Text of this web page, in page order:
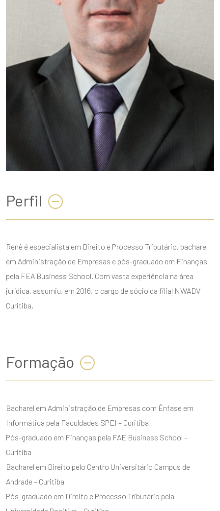
Perfil
Renê é especialista em Direito e Processo Tributário, bacharel
em Administração de Empresas e pós-graduado em Finanças
pela FEA Business School. Com vasta experiência na área
jurídica, assumiu, em 2016, o cargo de sócio da filial NWADV
Curitiba.
Formação
Bacharel em Administração de Empresas com Ênfase em
Informática pela Faculdades SPEI – Curitiba
Pós-graduado em Finanças pela FAE Business School –
Curitiba
Bacharel em Direito pelo Centro Universitário Campus de
Andrade – Curitiba
Pós-graduado em Direito e Processo Tributário pela